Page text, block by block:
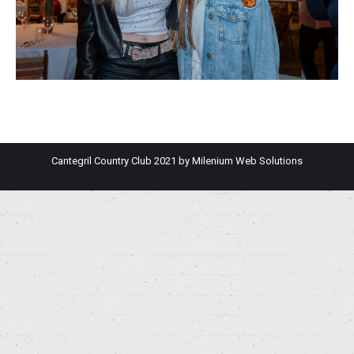
Cantegril Country Club 2021 by Milenium Web Solutions